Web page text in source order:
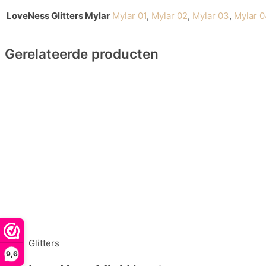
9,6
LoveNess Glitters Mylar Mylar 01, Mylar 02, Mylar 03, Mylar
Gerelateerde producten
Glitters